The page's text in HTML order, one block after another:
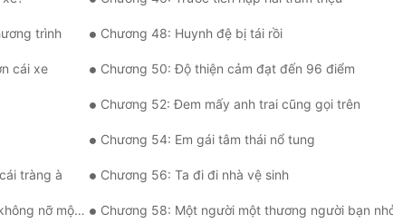
trình Chương 48: Huynh đệ bị tái rồi
cái xe Chương 50: Độ thiện cảm đạt đến 96 điểm
Chương 52: Đem mấy anh trai cũng gọi trên
Chương 54: Em gái tâm thái nổ tung
tràng à Chương 56: Ta đi đi nhà vệ sinh
ly cà phê tiền Chương 58: Một người một thương người bạn